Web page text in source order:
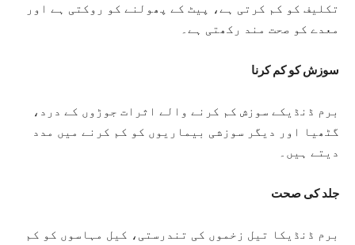
تکلیف کو کم کرتی ہے، پیٹ کے پھولنے کو روکتی ہے اور
معدے کو صحت مند رکھتی ہے۔
سوزش کو کم کرنا
برم ڈنڈیکے سوزش کم کرنے والے اثرات جوڑوں کے درد،
گٹھیا اور دیگر سوزشی بیماریوں کو کم کرنے میں مدد
دیتے ہیں۔
جلد کی صحت
برم ڈنڈیکا تیل زخموں کی تندرستی، کیل مہاسوں کو کم